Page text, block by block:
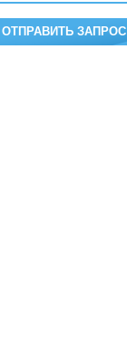
ОТПРАВИТЬ ЗАПРОС